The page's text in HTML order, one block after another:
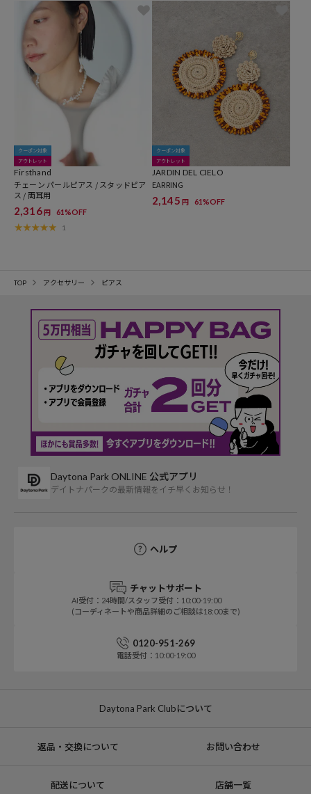
クーポン対象
アウトレット
Firsthand
チェーン パールピアス / スタッドピア
ス / 両耳用
2,316 円 61%OFF
1
クーポン対象
アウトレット
JARDIN DEL CIELO
EARRING
2,145 円 61%OFF
TOP アクセサリー ピアス
Daytona Park ONLINE 公式アプリ
デイトナパークの最新情報をイチ早くお知らせ！
ヘルプ
チャットサポート
AI受付：24時間/スタッフ受付：10:00-19:00
(コーディネートや商品詳細のご相談は18:00まで)
0120-951-269
電話受付：10:00-19:00
Daytona Park Clubについて
返品・交換について お問い合わせ
配送について 店舗一覧